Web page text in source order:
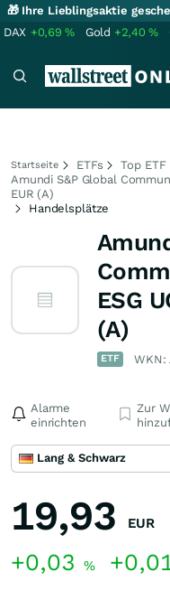
🎁 Ihre Lieblingsaktie
DAX +0,69% Gold +2,40%
Startseite ETFs
Top
Amundi S&P Global
EUR (A)
Handelsplätze
ESG
(A)
ETF WKN:
Alarme
einrichten
Zur
Lang & Schwarz
19,93 EUR
+0,03 %